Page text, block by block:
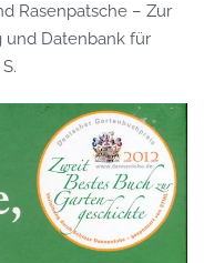
Rasenpatsche – Zur
und Datenbank für